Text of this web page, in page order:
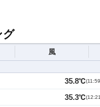
グ
風
35.8℃(11:59
35.3℃(12:21